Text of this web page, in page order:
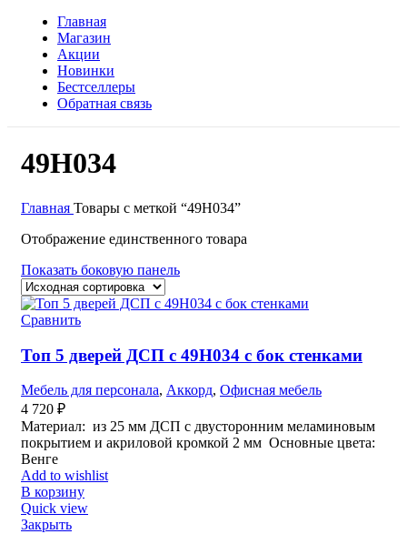
Главная
Магазин
Акции
Новинки
Бестселлеры
Обратная связь
49Н034
Закрыть
Главная Товары с меткой “49Н034”
Отображение единственного товара
Показать боковую панель
Сравнить
Топ 5 дверей ДСП с 49Н034 с бок стенками
Мебель для персонала, Аккорд, Офисная мебель
4 720 ₽
Материал: из 25 мм ДСП с двусторонним меламиновым
покрытием и акриловой кромкой 2 мм Основные цвета:
Венге
Add to wishlist
В корзину
Quick view